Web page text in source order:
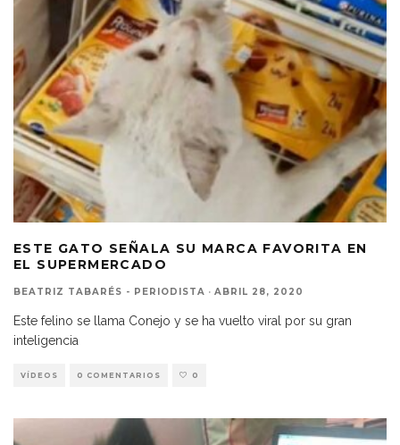
ESTE GATO SEÑALA SU MARCA FAVORITA EN
EL SUPERMERCADO
BEATRIZ TABARÉS - PERIODISTA · ABRIL 28, 2020
Este felino se llama Conejo y se ha vuelto viral por su gran
inteligencia
VÍDEOS 0 COMENTARIOS 0